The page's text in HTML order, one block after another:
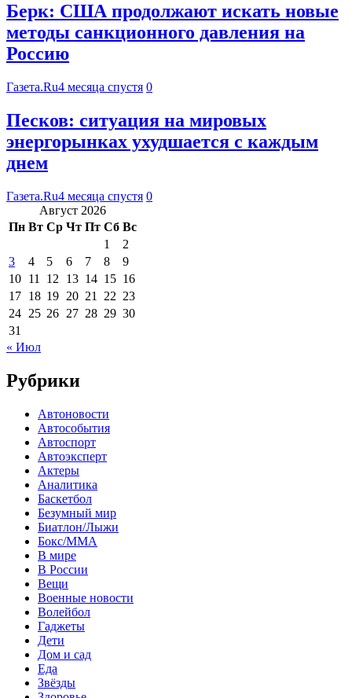
Берк: США продолжают искать новые
методы санкционного давления на
Россию
Газета.Ru4 месяца спустя 0
Песков: ситуация на мировых
энергорынках ухудшается с каждым
днем
Газета.Ru4 месяца спустя 0
Август 2026
Пн Вт Ср Чт Пт Сб Вс
1
2
3
4 5 6 7 8
9
10 11 12 13 14 15 16
17 18 19 20 21 22 23
24 25 26 27 28 29 30
31
« Июл
Рубрики
Автоновости
Автособытия
Автоспорт
Автоэксперт
Актеры
Аналитика
Баскетбол
Безумный мир
Биатлон/Лыжи
Бокс/MMA
В мире
В России
Вещи
Военные новости
Волейбол
Гаджеты
Дети
Дом и сад
Еда
Звёзды